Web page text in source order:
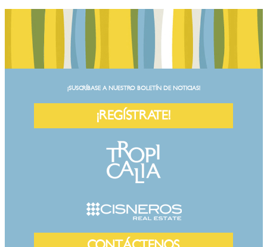
¡SUSCRÍBASE A NUESTRO BOLETÍN DE NOTICIAS!
¡REGÍSTRATE!